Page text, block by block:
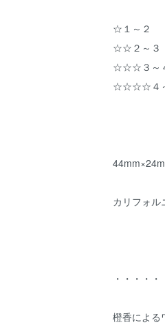
☆１～２
☆☆２～３
☆☆☆３～
☆☆☆☆４
カリフォ
・・・・
橙香による